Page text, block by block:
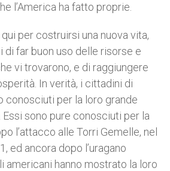
l’America ha fatto proprie.
per costruirsi una nuova vita,
di far buon uso delle risorse e
vi trovarono, e di raggiungere
In verità, i cittadini di
conosciuti per la loro grande
sono pure conosciuti per la
l’attacco alle Torri Gemelle, nel
ed ancora dopo l’uragano
americani hanno mostrato la loro